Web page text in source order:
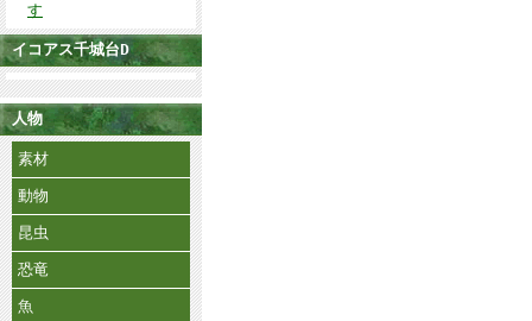
す
イコアス千城台D
人物
素材
動物
昆虫
恐竜
魚